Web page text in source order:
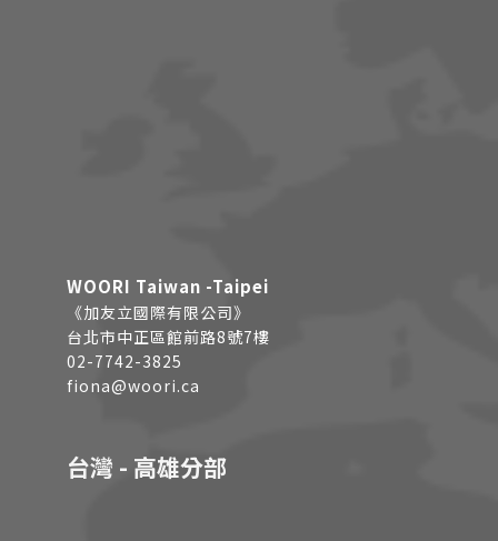
WOORI Taiwan -Taipei
《加友立國際有限公司》
台北市中正區館前路8號7樓
02-7742-3825
fiona@woori.ca
台灣 - 高雄分部